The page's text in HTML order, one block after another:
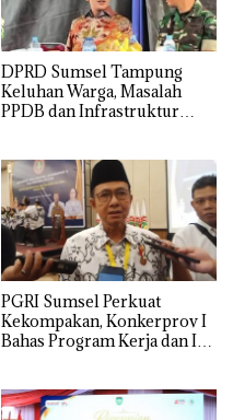
DPRD Sumsel Tampung
Keluhan Warga, Masalah
PPDB dan Infrastruktur
PGRI Sumsel Perkuat
Kekompakan, Konkerprov I
Bahas Program Kerja dan Isu